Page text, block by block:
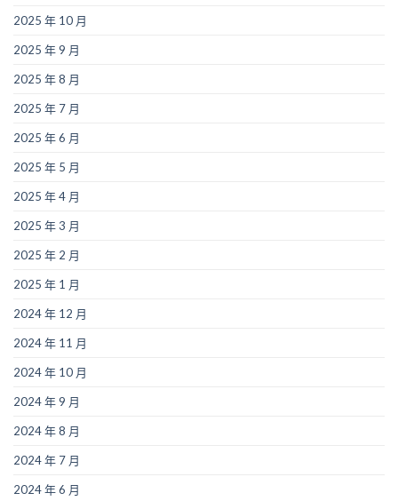
2025 年 10 月
2025 年 9 月
2025 年 8 月
2025 年 7 月
2025 年 6 月
2025 年 5 月
2025 年 4 月
2025 年 3 月
2025 年 2 月
2025 年 1 月
2024 年 12 月
2024 年 11 月
2024 年 10 月
2024 年 9 月
2024 年 8 月
2024 年 7 月
2024 年 6 月